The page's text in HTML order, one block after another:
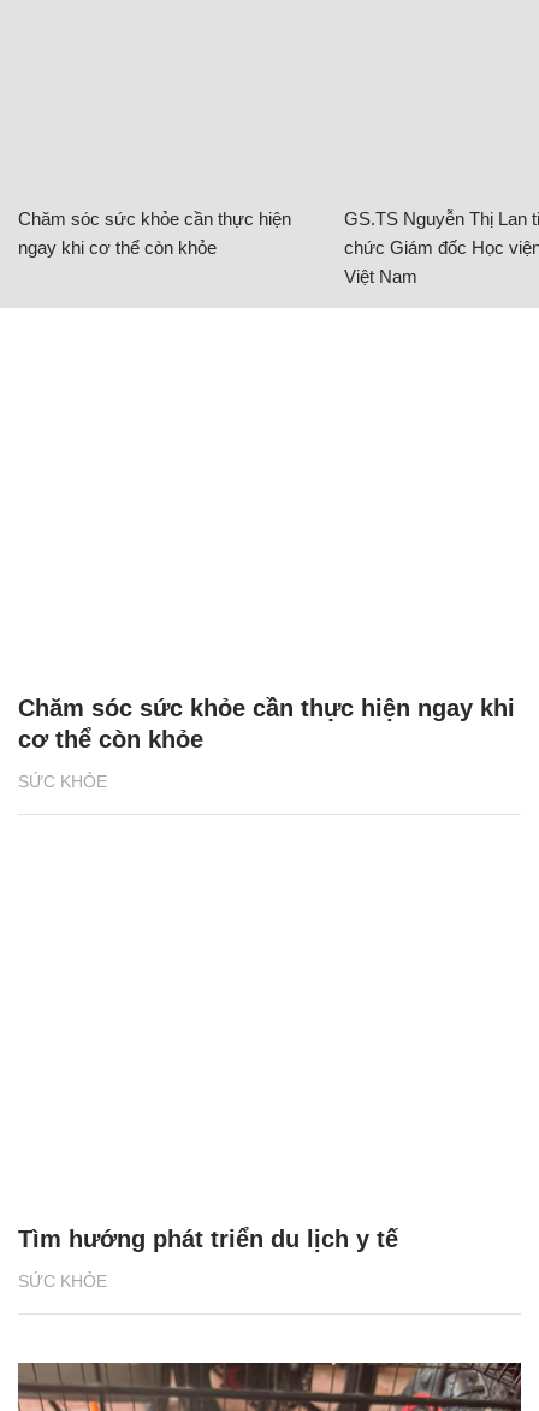
Chăm sóc sức khỏe cần thực hiện
ngay khi cơ thể còn khỏe
GS.TS Nguyễn Thị Lan
chức Giám đốc Học
Việt Nam
SỨC KHỎE
Chăm sóc sức khỏe cần thực hiện ngay khi
cơ thể còn khỏe
SỨC KHỎE
Tìm hướng phát triển du lịch y tế